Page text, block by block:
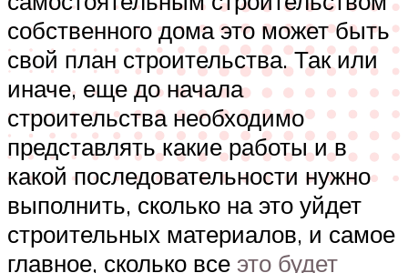
собственного дома это может быть
свой план строительства. Так или
иначе, еще до начала
строительства необходимо
представлять какие работы и в
какой последовательности нужно
выполнить, сколько на это уйдет
строительных материалов, и самое
главное, сколько все это будет